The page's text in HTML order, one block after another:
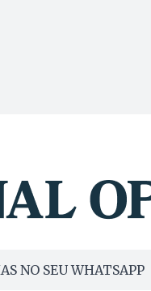
NO SEU WHATSAPP